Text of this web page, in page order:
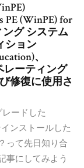
PE (WinPE) for
グ システム
ション
、
レーティング
修復に使用さ
ードした
ンストールした
って先日知り合
事にしてみよう